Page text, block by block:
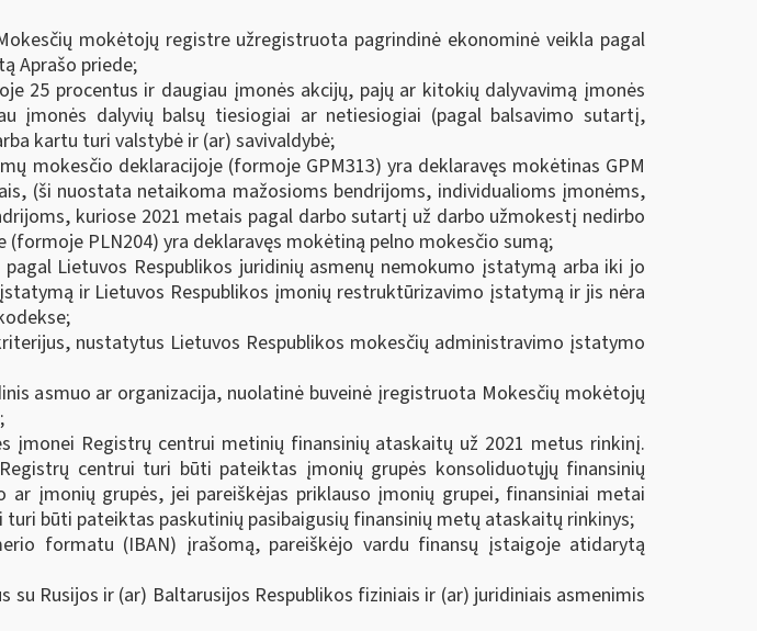
mokėtojų registre užregistruota pagrindinė ekonominė veikla pagal
Aprašo priede;
25 procentus ir daugiau įmonės akcijų, pajų ar kitokių dalyvavimą įmonės
įmonės dalyvių balsų tiesiogiai ar netiesiogiai (pagal balsavimo sutartį,
kartu turi valstybė ir (ar) savivaldybė;
mokesčio deklaracijoje (formoje GPM313) yra deklaravęs mokėtinas GPM
(ši nuostata netaikoma mažosioms bendrijoms, individualioms įmonėms,
kuriose 2021 metais pagal darbo sutartį už darbo užmokestį nedirbo
PLN204) yra deklaravęs mokėtiną pelno mokesčio sumą;
Lietuvos Respublikos juridinių asmenų nemokumo įstatymą arba iki jo
ir Lietuvos Respublikos įmonių restruktūrizavimo įstatymą ir jis nėra
nustatytus Lietuvos Respublikos mokesčių administravimo įstatymo
asmuo ar organizacija, nuolatinė buveinė įregistruota Mokesčių mokėtojų
įmonei Registrų centrui metinių finansinių ataskaitų už 2021 metus rinkinį.
centrui turi būti pateiktas įmonių grupės konsoliduotųjų finansinių
įmonių grupės, jei pareiškėjas priklauso įmonių grupei, finansiniai metai
būti pateiktas paskutinių pasibaigusių finansinių metų ataskaitų rinkinys;
formatu (IBAN) įrašomą, pareiškėjo vardu finansų įstaigoje atidarytą
Rusijos ir (ar) Baltarusijos Respublikos fiziniais ir (ar) juridiniais asmenimis